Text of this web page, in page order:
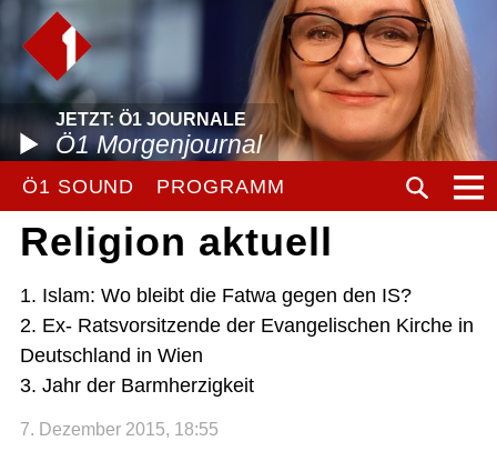
JETZT: Ö1 JOURNALE
Ö1 Morgenjournal
Ö1 SOUND PROGRAMM
Religion aktuell
1. Islam: Wo bleibt die Fatwa gegen den IS?
2. Ex- Ratsvorsitzende der Evangelischen Kirche in
Deutschland in Wien
3. Jahr der Barmherzigkeit
7. Dezember 2015, 18:55